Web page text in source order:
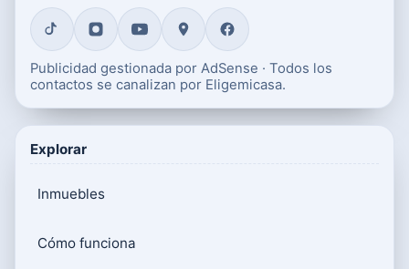
Publicidad gestionada por AdSense · Todos los
contactos se canalizan por Eligemicasa.
Explorar
Inmuebles
Cómo funciona